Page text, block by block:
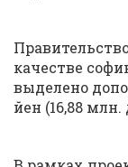
качестве
выделено
йен (16,88